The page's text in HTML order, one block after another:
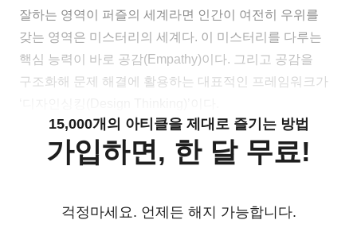
잘하는 영역이 퍼즐의 세계라면 인간이 여전히 우위를
갖는 영역은 미스터리의 세계다. 이 미스터리를 다루는
핵심 능력이 바로 공감(Empathy)이다. 그리고 공감을
구조화해 문제 해결에 활용하는 대표적인 프레임워크가
15,000개의 아티클을 제대로 즐기는 방법
가입하면, 한 달 무료!
걱정마세요. 언제든 해지 가능합니다.